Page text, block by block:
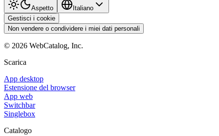
Aspetto
Italiano
Gestisci i cookie
Non vendere o condividere i miei dati personali
© 2026 WebCatalog, Inc.
Scarica
App desktop
Estensione del browser
App web
Switchbar
Singlebox
Catalogo